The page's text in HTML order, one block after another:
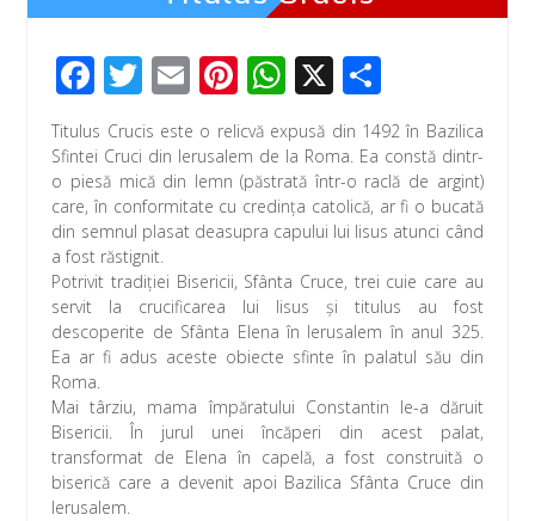
F
ac
e
b
o
o
k
T
wi
tt
er
E
ail
Pi
nt
er
e
st
W
at
s
A
p
p
X
ar
ta
je
az
ă
Titulus Crucis este o relicvă expusă din 1492 în Bazilica
Sfintei Cruci din Ierusalem de la Roma. Ea constă dintr-
o piesă mică din lemn (păstrată într-o raclă de argint)
care, în conformitate cu credinţa catolică, ar fi o bucată
din semnul plasat deasupra capului lui Iisus atunci când
a fost răstignit.
Potrivit tradiţiei Bisericii, Sfânta Cruce, trei cuie care au
servit la crucificarea lui Iisus şi titulus au fost
descoperite de Sfânta Elena în Ierusalem în anul 325.
Ea ar fi adus aceste obiecte sfinte în palatul său din
Roma.
Mai târziu, mama împăratului Constantin le-a dăruit
Bisericii. În jurul unei încăperi din acest palat,
transformat de Elena în capelă, a fost construită o
biserică care a devenit apoi Bazilica Sfânta Cruce din
Ierusalem.